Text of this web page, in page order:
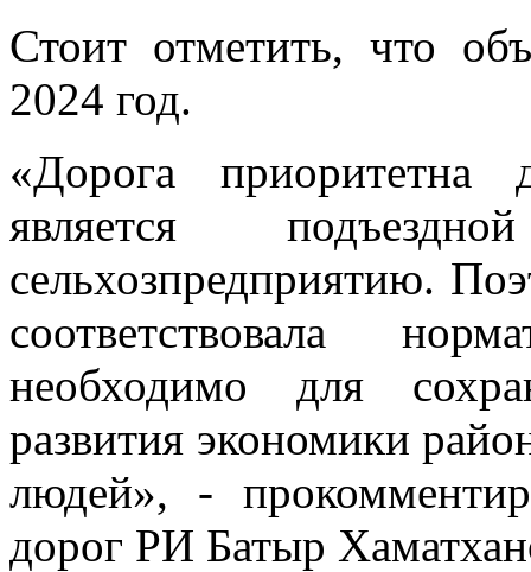
Стоит отметить, что
2024 год.
«Дорога приоритетна
является
сельхозпредприятию.
соответствовала
необходимо для
развития экономики
людей», -
дорог РИ Батыр